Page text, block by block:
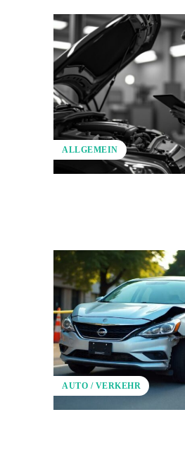
ALLGEMEIN
AUTO / VERKEHR